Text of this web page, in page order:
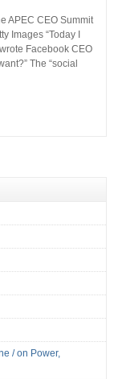
APEC CEO Summit
Images “Today I
Facebook CEO
The “social
/ on Power,